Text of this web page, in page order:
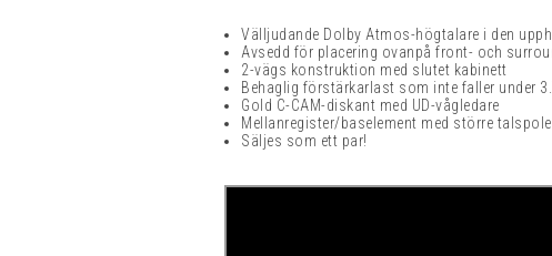
Välljudande Dolby Atmos-högtalare i den
Avsedd för placering ovanpå front- och
2-vägs konstruktion med slutet kabinett
Behaglig förstärkarlast som inte faller under
Gold C-CAM-diskant med UD-vågledare
Mellanregister/baselement med större
Säljes som ett par!